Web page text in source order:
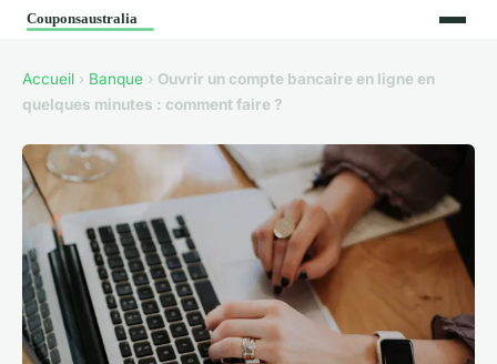
Accueil › Banque › Ouvrir un compte bancaire en ligne en
quelques minutes : comment faire ?